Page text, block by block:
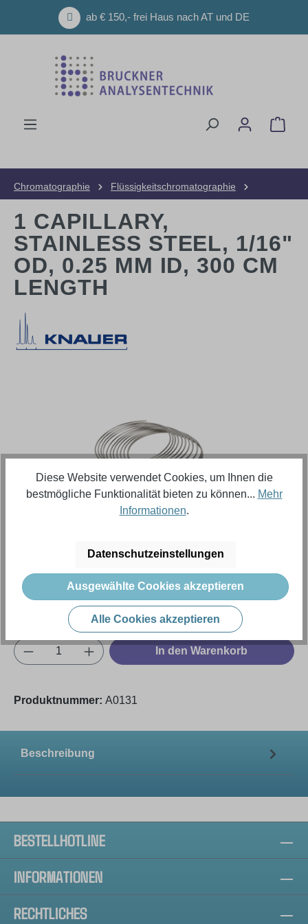
Zum Hauptinhalt springenab € 150,- frei Haus nach AT und DE
Chromatographie
Flüssigkeitschromatographie
1 CAPILLARY,
STAINLESS STEEL, 1/16"
OD, 0.25 MM ID, 300 CM
LENGTH
49,09 €
Inhalt: 1 Stück (Menge)
Preise exkl. MwSt. zzgl. Versandkosten
Produkt Anzahl: Gib den gewünschten
In den Warenkorb
Produktnummer: A0131
Beschreibung
BESTELLHOTLINE
INFORMATIONEN
RECHTLICHES
Diese Website verwendet Cookies, um Ihnen die
bestmögliche Funktionalität bieten zu können... Mehr
Informationen.
Datenschutzeinstellungen
Ausgewählte Cookies akzeptieren
Alle Cookies akzeptieren